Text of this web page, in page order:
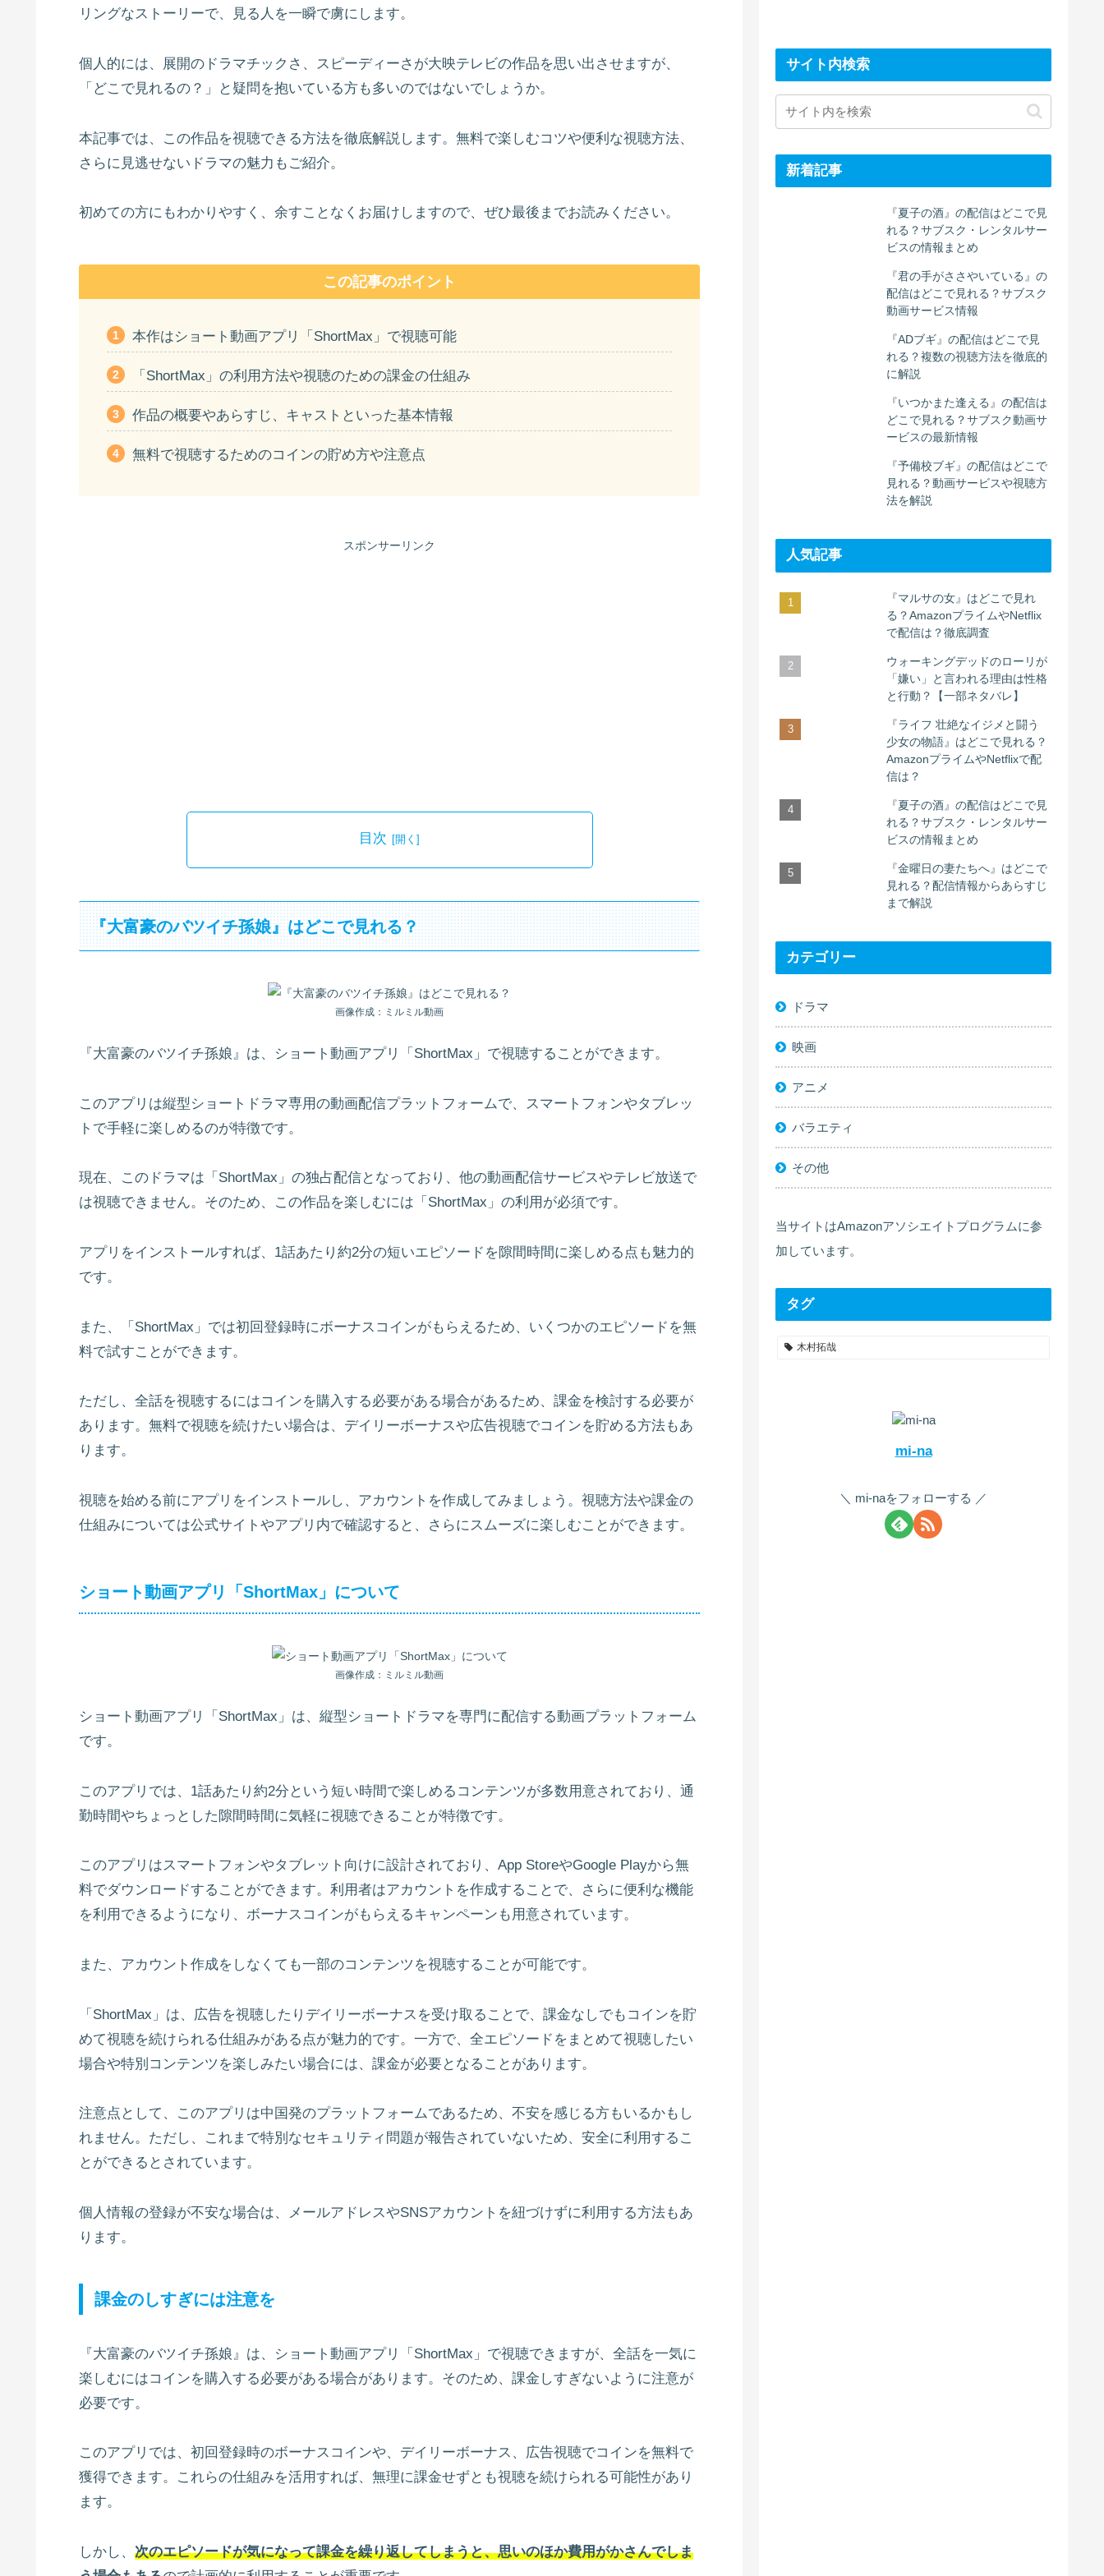
リングなストーリーで、見る人を一瞬で虜にします。
個人的には、展開のドラマチックさ、スピーディーさが大映テレビの作品を思い出させますが、
「どこで見れるの？」と疑問を抱いている方も多いのではないでしょうか。
本記事では、この作品を視聴できる方法を徹底解説します。無料で楽しむコツや便利な視聴方法、
さらに見逃せないドラマの魅力もご紹介。
初めての方にもわかりやすく、余すことなくお届けしますので、ぜひ最後までお読みください。
この記事のポイント
本作はショート動画アプリ「ShortMax」で視聴可能
「ShortMax」の利用方法や視聴のための課金の仕組み
作品の概要やあらすじ、キャストといった基本情報
無料で視聴するためのコインの貯め方や注意点
スポンサーリンク
目次
『大富豪のバツイチ孫娘』はどこで見れる？
画像作成：ミルミル動画
『大富豪のバツイチ孫娘』は、ショート動画アプリ「ShortMax」で視聴することができます。
このアプリは縦型ショートドラマ専用の動画配信プラットフォームで、スマートフォンやタブレッ
トで手軽に楽しめるのが特徴です。
現在、このドラマは「ShortMax」の独占配信となっており、他の動画配信サービスやテレビ放送で
は視聴できません。そのため、この作品を楽しむには「ShortMax」の利用が必須です。
アプリをインストールすれば、1話あたり約2分の短いエピソードを隙間時間に楽しめる点も魅力的
です。
また、「ShortMax」では初回登録時にボーナスコインがもらえるため、いくつかのエピソードを無
料で試すことができます。
ただし、全話を視聴するにはコインを購入する必要がある場合があるため、課金を検討する必要が
あります。無料で視聴を続けたい場合は、デイリーボーナスや広告視聴でコインを貯める方法もあ
ります。
視聴を始める前にアプリをインストールし、アカウントを作成してみましょう。視聴方法や課金の
仕組みについては公式サイトやアプリ内で確認すると、さらにスムーズに楽しむことができます。
ショート動画アプリ「ShortMax」について
画像作成：ミルミル動画
ショート動画アプリ「ShortMax」は、縦型ショートドラマを専門に配信する動画プラットフォーム
です。
このアプリでは、1話あたり約2分という短い時間で楽しめるコンテンツが多数用意されており、通
勤時間やちょっとした隙間時間に気軽に視聴できることが特徴です。
このアプリはスマートフォンやタブレット向けに設計されており、App StoreやGoogle Playから無
料でダウンロードすることができます。利用者はアカウントを作成することで、さらに便利な機能
を利用できるようになり、ボーナスコインがもらえるキャンペーンも用意されています。
また、アカウント作成をしなくても一部のコンテンツを視聴することが可能です。
「ShortMax」は、広告を視聴したりデイリーボーナスを受け取ることで、課金なしでもコインを貯
めて視聴を続けられる仕組みがある点が魅力的です。一方で、全エピソードをまとめて視聴したい
場合や特別コンテンツを楽しみたい場合には、課金が必要となることがあります。
注意点として、このアプリは中国発のプラットフォームであるため、不安を感じる方もいるかもし
れません。ただし、これまで特別なセキュリティ問題が報告されていないため、安全に利用するこ
とができるとされています。
個人情報の登録が不安な場合は、メールアドレスやSNSアカウントを紐づけずに利用する方法もあ
ります。
課金のしすぎには注意を
『大富豪のバツイチ孫娘』は、ショート動画アプリ「ShortMax」で視聴できますが、全話を一気に
楽しむにはコインを購入する必要がある場合があります。そのため、課金しすぎないように注意が
必要です。
このアプリでは、初回登録時のボーナスコインや、デイリーボーナス、広告視聴でコインを無料で
獲得できます。これらの仕組みを活用すれば、無理に課金せずとも視聴を続けられる可能性があり
ます。
しかし、 次のエピソードが気になって課金を繰り返してしまうと、思いのほか費用がかさんでしま
サイト内検索
新着記事
『夏子の酒』の配信はどこで見
れる？サブスク・レンタルサー
ビスの情報まとめ
『君の手がささやいている』の
配信はどこで見れる？サブスク
動画サービス情報
『ADブギ』の配信はどこで見
れる？複数の視聴方法を徹底的
に解説
『いつかまた逢える』の配信は
どこで見れる？サブスク動画サ
ービスの最新情報
『予備校ブギ』の配信はどこで
見れる？動画サービスや視聴方
法を解説
人気記事
『マルサの女』はどこで見れ
る？AmazonプライムやNetflix
で配信は？徹底調査
ウォーキングデッドのローリが
「嫌い」と言われる理由は性格
と行動？【一部ネタバレ】
『ライフ 壮絶なイジメと闘う
少女の物語』はどこで見れる？
AmazonプライムやNetflixで配
信は？
『夏子の酒』の配信はどこで見
れる？サブスク・レンタルサー
ビスの情報まとめ
『金曜日の妻たちへ』はどこで
見れる？配信情報からあらすじ
まで解説
カテゴリー
ドラマ
映画
アニメ
バラエティ
その他
当サイトはAmazonアソシエイトプログラムに参
加しています。
タグ
木村拓哉
mi-na
mi-naをフォローする